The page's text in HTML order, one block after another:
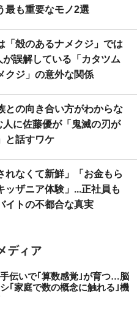
最も重要なモノ2選
「殻のあるナメクジ」では
が誤解している「カタツム
クジ」の意外な関係
との向き合い方がわからな
人に佐藤優が「鬼滅の刃が
と話すワケ
れなくて新鮮」「お金もら
ッザニア体験」...正社員も
イトの不都合な真実
伝いで｢算数感覚｣が育つ…脳
｢家庭で数の概念に触れる｣機